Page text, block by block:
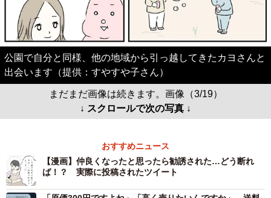
公園で自分と同様、他の地域から引っ越してきたカヨさんと
出会います（提供：すやすや子さん）
まだまだ画像は続きます。画像（3/19）
↓ スクロールで次の写真 ↓
おすすめニュース
【漫画】仲良くなったと思ったら勧誘された…どう断れ
ば！？ 実際に投稿されたツイート